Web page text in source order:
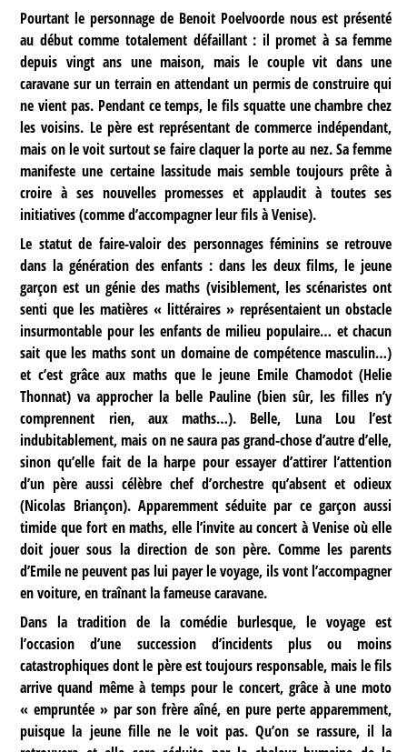
Pourtant le personnage de Benoit Poelvoorde nous est présenté
au début comme totalement défaillant : il promet à sa femme
depuis vingt ans une maison, mais le couple vit dans une
caravane sur un terrain en attendant un permis de construire qui
ne vient pas. Pendant ce temps, le fils squatte une chambre chez
les voisins. Le père est représentant de commerce indépendant,
mais on le voit surtout se faire claquer la porte au nez. Sa femme
manifeste une certaine lassitude mais semble toujours prête à
croire à ses nouvelles promesses et applaudit à toutes ses
initiatives (comme d’accompagner leur fils à Venise).
Le statut de faire-valoir des personnages féminins se retrouve
dans la génération des enfants : dans les deux films, le jeune
garçon est un génie des maths (visiblement, les scénaristes ont
senti que les matières « littéraires » représentaient un obstacle
insurmontable pour les enfants de milieu populaire… et chacun
sait que les maths sont un domaine de compétence masculin…)
et c’est grâce aux maths que le jeune Emile Chamodot (Helie
Thonnat) va approcher la belle Pauline (bien sûr, les filles n’y
comprennent rien, aux maths…). Belle, Luna Lou l’est
indubitablement, mais on ne saura pas grand-chose d’autre d’elle,
sinon qu’elle fait de la harpe pour essayer d’attirer l’attention
d’un père aussi célèbre chef d’orchestre qu’absent et odieux
(Nicolas Briançon). Apparemment séduite par ce garçon aussi
timide que fort en maths, elle l’invite au concert à Venise où elle
doit jouer sous la direction de son père. Comme les parents
d’Emile ne peuvent pas lui payer le voyage, ils vont l’accompagner
en voiture, en traînant la fameuse caravane.
Dans la tradition de la comédie burlesque, le voyage est
l’occasion d’une succession d’incidents plus ou moins
catastrophiques dont le père est toujours responsable, mais le fils
arrive quand même à temps pour le concert, grâce à une moto
« empruntée » par son frère aîné, en pure perte apparemment,
puisque la jeune fille ne le voit pas. Qu’on se rassure, il la